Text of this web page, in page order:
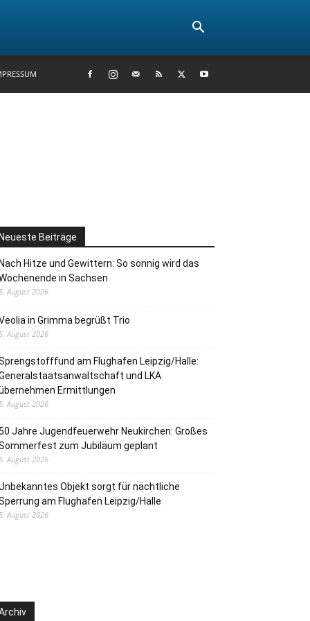
Beiträge
Hitze und Gewittern: So sonnig wird das
in Sachsen
August 2026
in Grimma begrüßt Trio
August 2026
am Flughafen Leipzig/Halle:
und LKA
Ermittlungen
August 2026
Jahre Jugendfeuerwehr Neukirchen: Großes
zum Jubiläum geplant
August 2026
Objekt sorgt für nächtliche
am Flughafen Leipzig/Halle
August 2026